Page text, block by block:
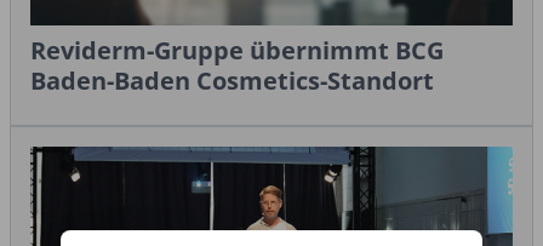
Reviderm-Gruppe übernimmt BCG
Baden-Baden Cosmetics-Standort